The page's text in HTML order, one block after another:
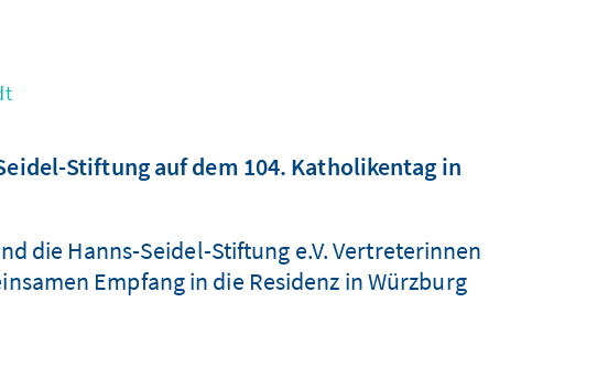
Stiftung auf dem 104. Katholikentag in
die Hanns-Seidel-Stiftung e.V. Vertreterinnen
Empfang in die Residenz in Würzburg